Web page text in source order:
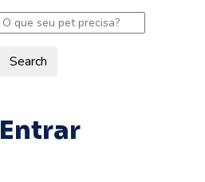
Search
Entrar